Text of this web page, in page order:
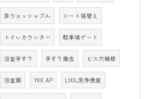
非ウォッシャブル シート張替え
トイレカウンター 駐車場ゲート
浴室手すり 手すり撤去 ビス穴補修
浴室扉 YKK AP LIXIL洗浄便座